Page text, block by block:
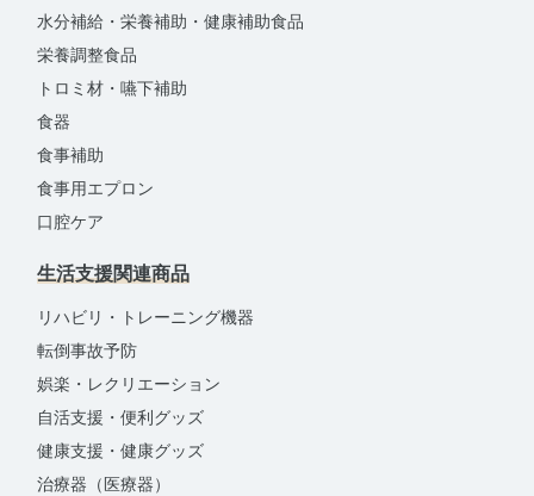
水分補給・栄養補助・健康補助食品
栄養調整食品
トロミ材・嚥下補助
食器
食事補助
食事用エプロン
口腔ケア
生活支援関連商品
リハビリ・トレーニング機器
転倒事故予防
娯楽・レクリエーション
自活支援・便利グッズ
健康支援・健康グッズ
治療器（医療器）